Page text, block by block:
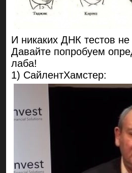
И никаких ДНК тестов
Давайте попробуем
лаба!
1) СайлентХамстер: